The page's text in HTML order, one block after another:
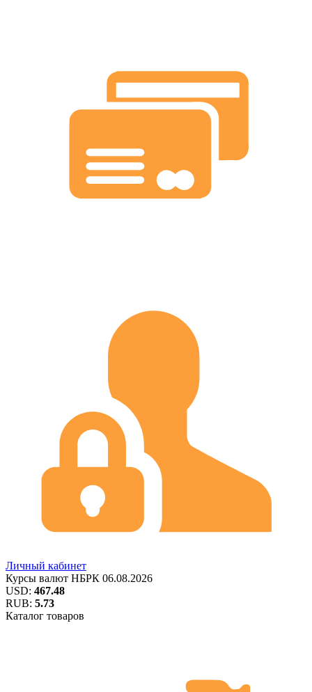
Личный кабинет
Курсы валют НБРК 06.08.2026
USD: 467.48
RUB: 5.73
Каталог товаров